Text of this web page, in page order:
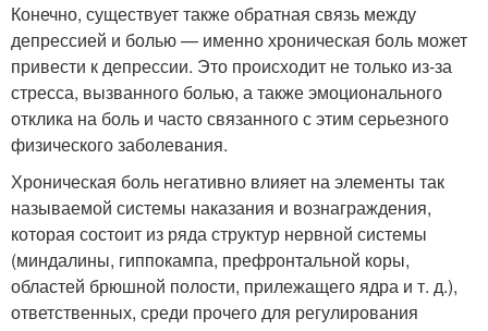
Конечно, существует также обратная связь между
депрессией и болью — именно хроническая боль может
привести к депрессии. Это происходит не только из-за
стресса, вызванного болью, а также эмоционального
отклика на боль и часто связанного с этим серьезного
физического заболевания.
Хроническая боль негативно влияет на элементы так
называемой системы наказания и вознаграждения,
которая состоит из ряда структур нервной системы
(миндалины, гиппокампа, префронтальной коры,
областей брюшной полости, прилежащего ядра и т. д.),
ответственных, среди прочего для регулирования